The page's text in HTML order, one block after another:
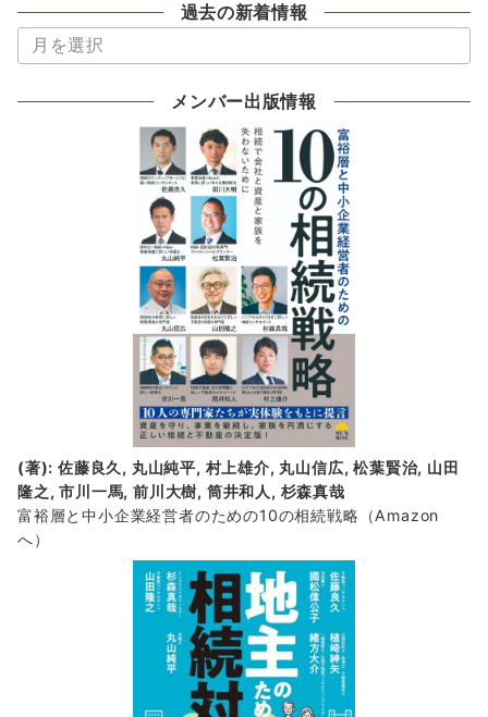
過去の新着情報
去
メンバー出版情報
(著): 佐藤良久, 丸山純平, 村上雄介, 丸山信広, 松葉賢治, 山田
隆之, 市川一馬, 前川大樹, 筒井和人, 杉森真哉
富裕層と中小企業経営者のための10の相続戦略 （Amazon
へ）